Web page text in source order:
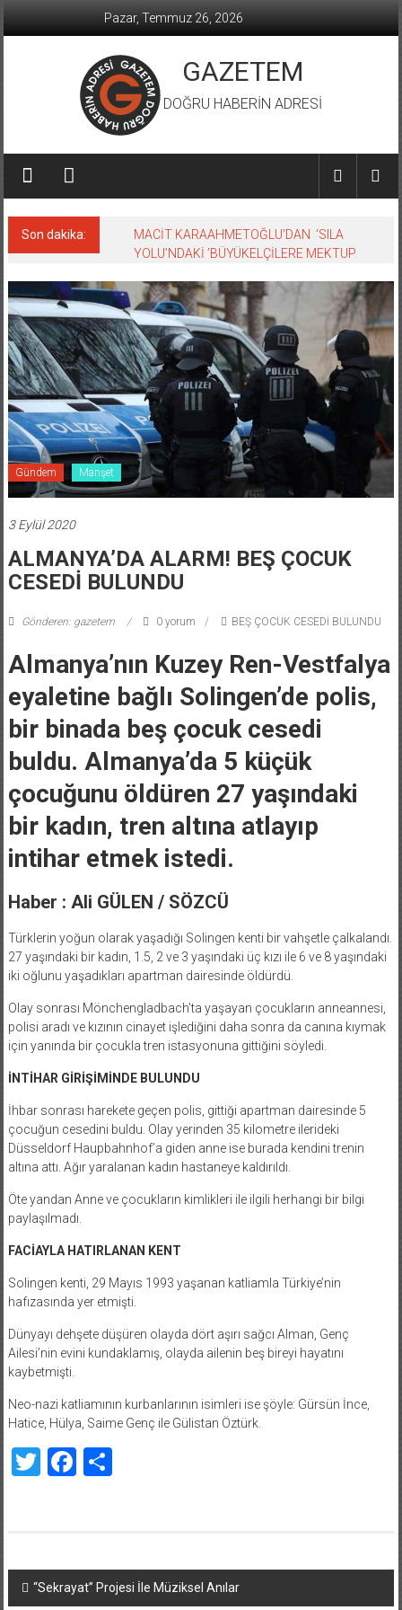
Pazar, Temmuz 26, 2026
GAZETEM
DOĞRU HABERİN ADRESİ
Son dakika:
MACİT KARAAHMETOĞLU’DAN ‘SILA
YOLU’NDAKİ ’BÜYÜKELÇİLERE MEKTUP
Gündem Manşet
3 Eylül 2020
ALMANYA’DA ALARM! BEŞ ÇOCUK
CESEDİ BULUNDU
Gönderen: gazetem 0 yorum BEŞ ÇOCUK CESEDİ BULUNDU
Almanya’nın Kuzey Ren-Vestfalya
eyaletine bağlı Solingen’de polis,
bir binada beş çocuk cesedi
buldu. Almanya’da 5 küçük
çocuğunu öldüren 27 yaşındaki
bir kadın, tren altına atlayıp
intihar etmek istedi.
Haber : Ali GÜLEN / SÖZCÜ
Türklerin yoğun olarak yaşadığı Solingen kenti bir vahşetle çalkalandı.
27 yaşındaki bir kadın, 1.5, 2 ve 3 yaşındaki üç kızı ile 6 ve 8 yaşındaki
iki oğlunu yaşadıkları apartman dairesinde öldürdü.
Olay sonrası Mönchengladbach’ta yaşayan çocukların anneannesi,
polisi aradı ve kızının cinayet işlediğini daha sonra da canına kıymak
için yanında bir çocukla tren istasyonuna gittiğini söyledi.
İNTİHAR GİRİŞİMİNDE BULUNDU
İhbar sonrası harekete geçen polis, gittiği apartman dairesinde 5
çocuğun cesedini buldu. Olay yerinden 35 kilometre ilerideki
Düsseldorf Haupbahnhof’a giden anne ise burada kendini trenin
altına attı. Ağır yaralanan kadın hastaneye kaldırıldı.
Öte yandan Anne ve çocukların kimlikleri ile ilgili herhangi bir bilgi
paylaşılmadı.
FACİAYLA HATIRLANAN KENT
Solingen kenti, 29 Mayıs 1993 yaşanan katliamla Türkiye’nin
hafızasında yer etmişti.
Dünyayı dehşete düşüren olayda dört aşırı sağcı Alman, Genç
Ailesi’nin evini kundaklamış, olayda ailenin beş bireyi hayatını
kaybetmişti.
Neo-nazi katliamının kurbanlarının isimleri ise şöyle: Gürsün İnce,
Hatice, Hülya, Saime Genç ile Gülistan Öztürk.
TwitterFacebook
Share
Yazı
“Sekrayat” Projesi İle Müziksel Anılar